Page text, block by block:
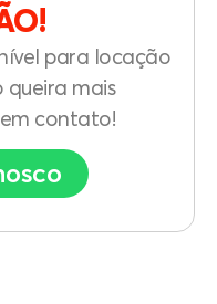
para locação
mais
contato!